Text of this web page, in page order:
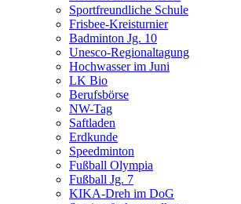
Sportfreundliche Schule
Frisbee-Kreisturnier
Badminton Jg. 10
Unesco-Regionaltagung
Hochwasser im Juni
LK Bio
Berufsbörse
NW-Tag
Saftladen
Erdkunde
Speedminton
Fußball Olympia
Fußball Jg. 7
KIKA-Dreh im DoG